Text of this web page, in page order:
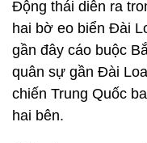
Động thái diễn ra
hai bờ eo biển Đài
gần đây cáo buộc
quân sự gần Đài
chiến Trung Quốc
hai bên.